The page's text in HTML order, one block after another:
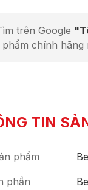
trên Google
phẩm chính hãng
TIN
phẩm
phần